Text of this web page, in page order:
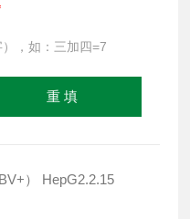
，如：三加四=7
） HepG2.2.15